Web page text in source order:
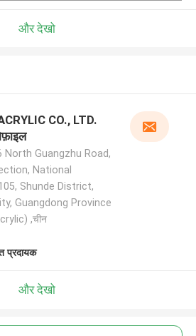
और देखो
CO., LTD.
North Guangzhu Road,
National
Shunde District,
Guangdong Province
,चीन
प्रदायक
और देखो